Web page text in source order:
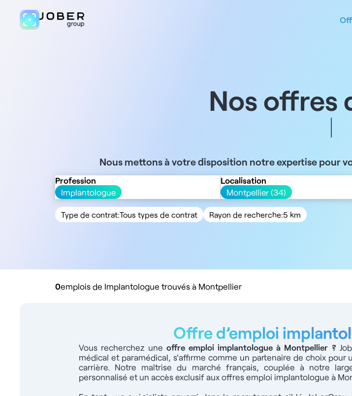
Nos offres
Nous mettons à votre disposition notre expertise pour
Profession
Implantologue
Localisation
Montpellier (34)
Type de contrat:Tous types de contrat
Rachat de cabinet
Rayon de recherche:5 km
50 km
0emplois de Implantologue trouvés à Montpellier
Offre d’emploi
Vous recherchez uneoffre emploi implantologue à Montpellier ?
médical et paramédical, s'affirme comme un partenaire de choix
carrière. Notre maîtrise du marché français, couplée à notre
personnalisé et un accès exclusif aux offres emploi implantologue à